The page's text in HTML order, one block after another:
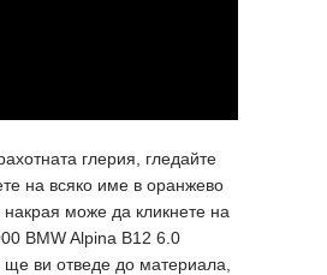
глерия, гледайте
на всяко име в оранжево
накрая може да кликнете на
BMW Alpina B12 6.0
ви отведе до материала,